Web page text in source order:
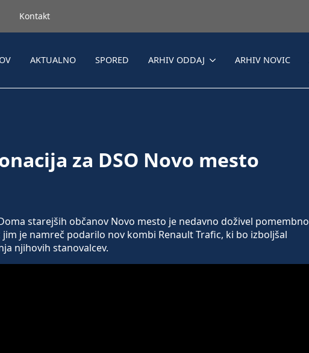
Kontakt
AKTUALNO SPORED ARHIV ODDAJ ARHIV NOVIC
za DSO Novo mesto
starejših občanov Novo mesto je nedavno doživel pomembno
je namreč podarilo nov kombi Renault Trafic, ki bo izboljšal
njihovih stanovalcev.